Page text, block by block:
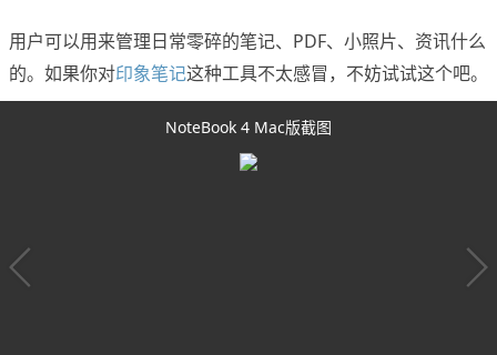
用户可以用来管理日常零碎的笔记、PDF、小照片、资讯什么
的。如果你对印象笔记这种工具不太感冒，不妨试试这个吧。
NoteBook 4 Mac版截图